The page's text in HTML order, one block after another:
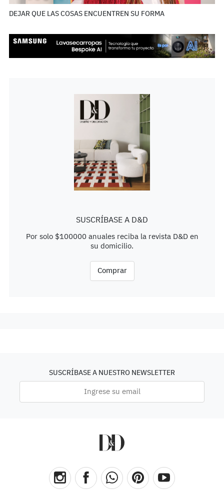
DEJAR QUE LAS COSAS ENCUENTREN SU FORMA
SUSCRÍBASE A D&D
Por solo $100000 anuales reciba la revista D&D en
su domicilio.
Comprar
SUSCRÍBASE A NUESTRO NEWSLETTER